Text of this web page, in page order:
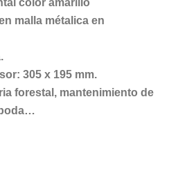
color amarillo
malla métalica en
305 x 195 mm.
forestal, mantenimiento de